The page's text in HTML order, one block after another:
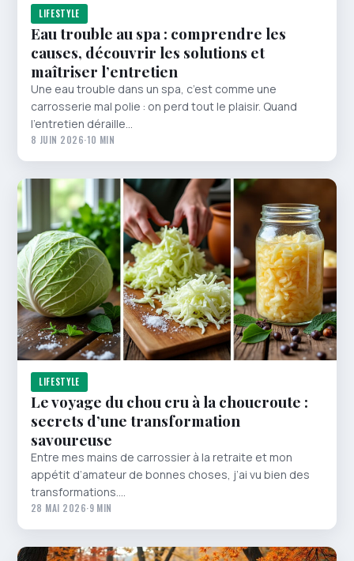
LIFESTYLE
Eau trouble au spa : comprendre les
causes, découvrir les solutions et
maîtriser l’entretien
Une eau trouble dans un spa, c’est comme une
carrosserie mal polie : on perd tout le plaisir. Quand
l’entretien déraille…
8 JUIN 2026·10 MIN
LIFESTYLE
Le voyage du chou cru à la choucroute :
secrets d’une transformation
savoureuse
Entre mes mains de carrossier à la retraite et mon
appétit d’amateur de bonnes choses, j’ai vu bien des
transformations.…
28 MAI 2026·9 MIN